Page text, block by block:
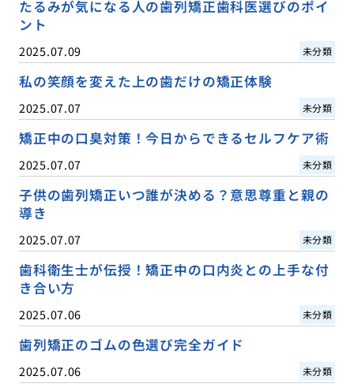
たるみが気になる人の歯列矯正歯科医選びのポイ
ント
2025.07.09 未分類
私の笑顔を変えた上の歯だけの矯正体験
2025.07.07 未分類
矯正中の口臭対策！今日からできるセルフケア術
2025.07.07 未分類
子供の歯列矯正いつ誰が決める？意思尊重と親の
導き
2025.07.07 未分類
歯科衛生士が伝授！矯正中の口内炎との上手な付
き合い方
2025.07.06 未分類
歯列矯正のゴムの色選び完全ガイド
2025.07.06 未分類